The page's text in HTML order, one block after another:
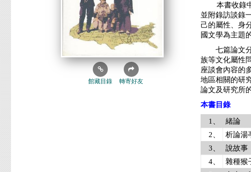
館藏目錄 轉寄好友
本書收錄
並附錄訪談錄
己的屬性、身
國文學為主題
七篇論文分
族等文化屬性
座談會內容的
地區相關的研
論文及研究所
本書目錄
1、 緒論
2、
析論湯
3、
說故事
4、
雜種猴